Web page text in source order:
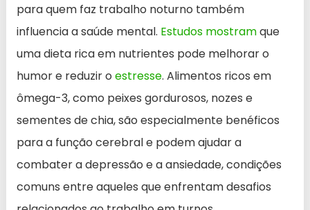
para quem faz trabalho noturno também
influencia a saúde mental. Estudos mostramque
uma dieta rica em nutrientes pode melhorar o
humor e reduzir o estresse. Alimentos ricos em
ômega-3, como peixes gordurosos, nozes e
sementes de chia, são especialmente benéficos
para a função cerebral e podem ajudar a
combater a depressão e a ansiedade, condições
comuns entre aqueles que enfrentam desafios